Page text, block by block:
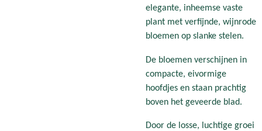
elegante, inheemse vaste
plant met verfijnde, wijnrode
bloemen op slanke stelen.
De bloemen verschijnen in
compacte, eivormige
hoofdjes en staan prachtig
boven het geveerde blad.
Door de losse, luchtige groei